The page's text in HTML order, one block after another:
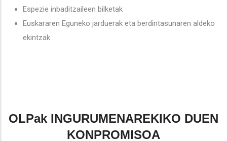
Espezie inbaditzaileen bilketak
Euskararen Eguneko jarduerak eta berdintasunaren aldeko
ekintzak
OLPak INGURUMENAREKIKO DUEN
KONPROMISOA